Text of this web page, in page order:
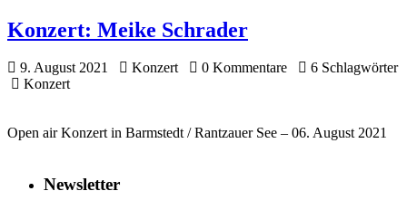
Konzert: Meike Schrader
9. August 2021 Konzert 0 Kommentare
6 Schlagwörter
Konzert
Open air Konzert in Barmstedt / Rantzauer See – 06. August 2021
Newsletter